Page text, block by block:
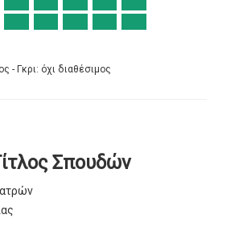
- Γκρι: όχι διαθέσιμος
Σπουδών